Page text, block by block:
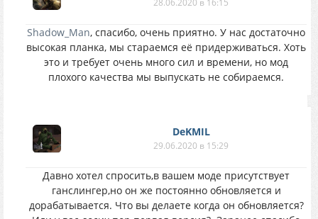
28.06.2020 в 16:15
Shadow_Man, спасибо, очень приятно. У нас достаточно
высокая планка, мы стараемся её придерживаться. Хоть
это и требует очень много сил и времени, но мод
плохого качества мы выпускать не собираемся.
DeKMIL
29.06.2020 в 15:29
Давно хотел спросить,в вашем моде присутствует
ганслингер,но он же постоянно обновляется и
дорабатывается. Что вы делаете когда он обновляется?